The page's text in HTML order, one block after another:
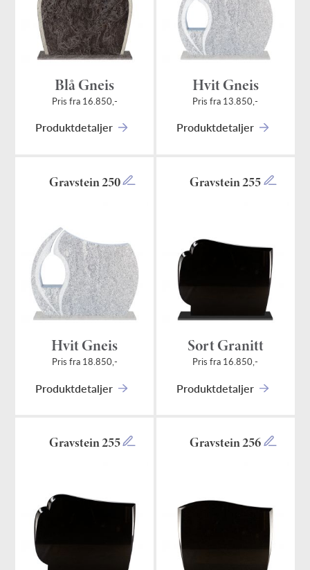
Blå Gneis
Pris fra 16.850,-
Produktdetaljer
Hvit Gneis
Pris fra 13.850,-
Produktdetaljer
Gravstein 250
Hvit Gneis
Pris fra 18.850,-
Produktdetaljer
Gravstein 255
Sort Granitt
Pris fra 16.850,-
Produktdetaljer
Gravstein 255 Gravstein 256